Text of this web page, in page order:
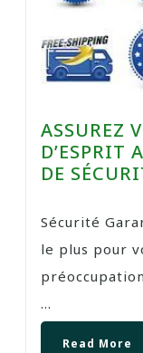
ASSUREZ
D’ESPRIT
DE
Sécurité
le plus pour
...
Read More